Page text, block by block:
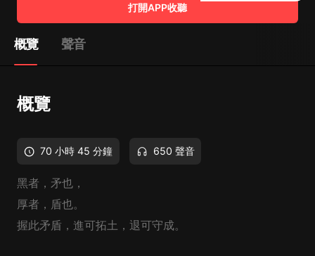
打開APP收聽
概覽 聲音
概覽
70 小時 45 分鐘 650 聲音
黑者，矛也，
厚者，盾也。
握此矛盾，進可拓土，退可守成。